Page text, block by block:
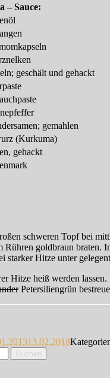
– Sauce:
geschält und gehackt
gemahlen
(Kurkuma)
gehackt
schweren Topf bei
goldbraun braten.
starker Hitze unter
Hitze heiß werden
Petersiliengrün
13.02.2018
Suchen